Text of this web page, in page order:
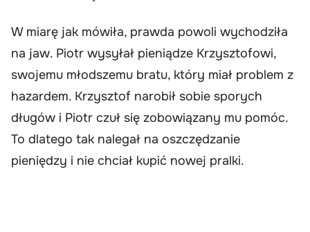
W miarę jak mówiła, prawda powoli wychodziła
na jaw. Piotr wysyłał pieniądze Krzysztofowi,
swojemu młodszemu bratu, który miał problem z
hazardem. Krzysztof narobił sobie sporych
długów i Piotr czuł się zobowiązany mu pomóc.
To dlatego tak nalegał na oszczędzanie
pieniędzy i nie chciał kupić nowej pralki.